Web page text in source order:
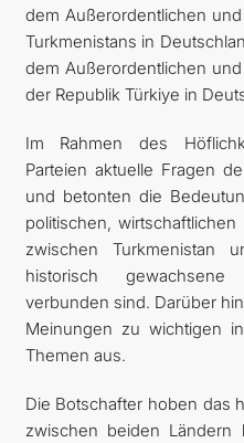
dem Außerordentlichen
Turkmenistans in
dem Außerordentlichen
der Republik Türkiye in
Im Rahmen des
Parteien aktuelle Fragen
und betonten die
politischen,
zwischen Turkmenistan
historisch gewachsene
verbunden sind. Darüber
Meinungen zu wichtigen
Themen aus.
Die Botschafter hoben das
zwischen beiden